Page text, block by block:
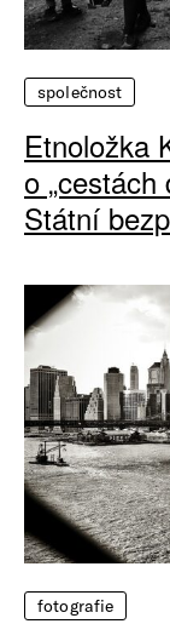
společnost
Etnoložka
o „cestách
Státní
fotografie